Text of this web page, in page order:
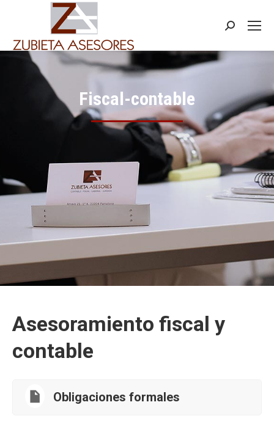
Buscar:
Fiscal-contable
Asesoramiento fiscal y
contable
Obligaciones formales